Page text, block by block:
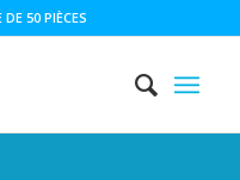
50 PIÈCES